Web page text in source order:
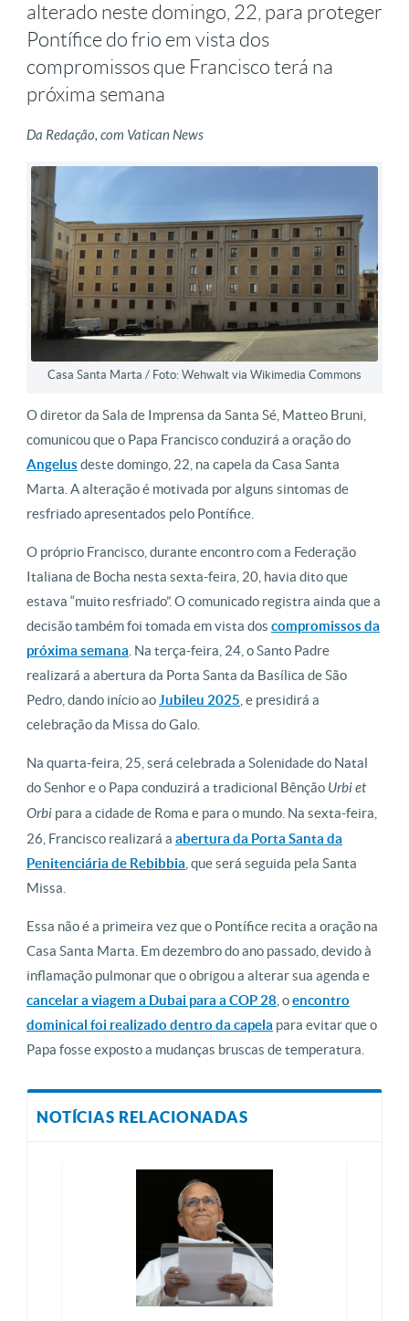
alterado neste domingo, 22, para proteger
Pontífice do frio em vista dos
compromissos que Francisco terá na
próxima semana
Da Redação, com Vatican News
Casa Santa Marta / Foto: Wehwalt via Wikimedia Commons
O diretor da Sala de Imprensa da Santa Sé, Matteo Bruni,
comunicou que o Papa Francisco conduzirá a oração do
Angelus deste domingo, 22, na capela da Casa Santa
Marta. A alteração é motivada por alguns sintomas de
resfriado apresentados pelo Pontífice.
O próprio Francisco, durante encontro com a Federação
Italiana de Bocha nesta sexta-feira, 20, havia dito que
estava “muito resfriado”. O comunicado registra ainda que a
decisão também foi tomada em vista dos compromissos da
próxima semana . Na terça-feira, 24, o Santo Padre
realizará a abertura da Porta Santa da Basílica de São
Pedro, dando início ao Jubileu 2025 , e presidirá a
celebração da Missa do Galo.
Na quarta-feira, 25, será celebrada a Solenidade do Natal
do Senhor e o Papa conduzirá a tradicional Bênção Urbi et
Orbi para a cidade de Roma e para o mundo. Na sexta-feira,
26, Francisco realizará a abertura da Porta Santa da
Penitenciária de Rebibbia , que será seguida pela Santa
Missa.
Essa não é a primeira vez que o Pontífice recita a oração na
Casa Santa Marta. Em dezembro do ano passado, devido à
inflamação pulmonar que o obrigou a alterar sua agenda e
cancelar a viagem a Dubai para a COP 28 , oencontro
dominical foi realizado dentro da capela para evitar que o
Papa fosse exposto a mudanças bruscas de temperatura.
NOTÍCIAS RELACIONADAS